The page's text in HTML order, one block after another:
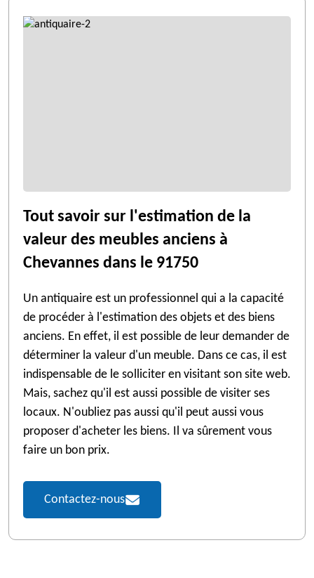
Tout savoir sur l'estimation de la
valeur des meubles anciens à
Chevannes dans le 91750
Un antiquaire est un professionnel qui a la capacité
de procéder à l'estimation des objets et des biens
anciens. En effet, il est possible de leur demander de
déterminer la valeur d'un meuble. Dans ce cas, il est
indispensable de le solliciter en visitant son site web.
Mais, sachez qu'il est aussi possible de visiter ses
locaux. N'oubliez pas aussi qu'il peut aussi vous
proposer d'acheter les biens. Il va sûrement vous
faire un bon prix.
Contactez-nous